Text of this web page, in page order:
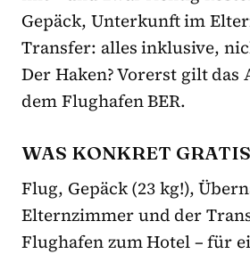
Gepäck, Unterkunft im
Transfer: alles inklusive,
Der Haken? Vorerst gilt das
dem Flughafen BER.
WAS KONKRET
Flug, Gepäck (23 kg!),
Elternzimmer und der
Flughafen zum Hotel – für